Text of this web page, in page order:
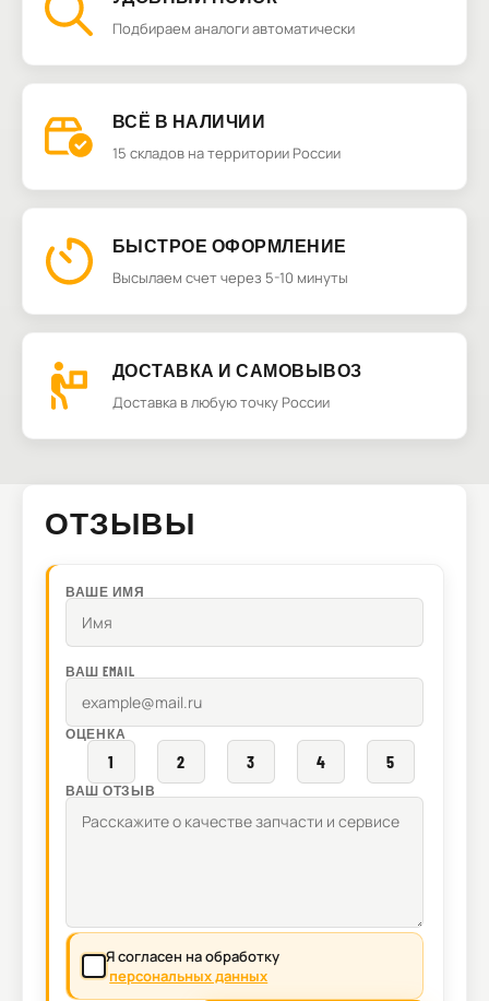
Подбираем аналоги автоматически
ВСЁ В НАЛИЧИИ
15 складов на территории России
БЫСТРОЕ ОФОРМЛЕНИЕ
Высылаем счет через 5-10 минуты
ДОСТАВКА И САМОВЫВОЗ
Доставка в любую точку России
ОТЗЫВЫ
ВАШЕ ИМЯ
ВАШ EMAIL
ОЦЕНКА
1 2 3 4 5
ВАШ ОТЗЫВ
Я согласен на обработку
персональных данных